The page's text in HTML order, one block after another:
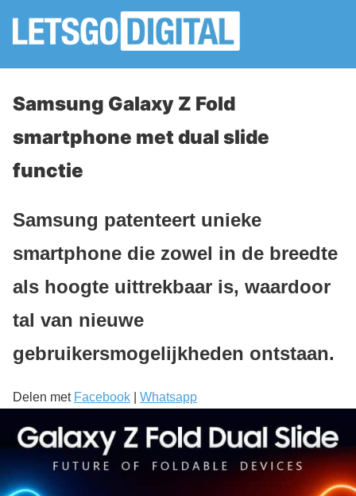
Samsung Galaxy Z Fold
smartphone met dual slide
functie
Samsung patenteert unieke
smartphone die zowel in de breedte
als hoogte uittrekbaar is, waardoor
tal van nieuwe
gebruikersmogelijkheden ontstaan.
Delen met Facebook Whatsapp